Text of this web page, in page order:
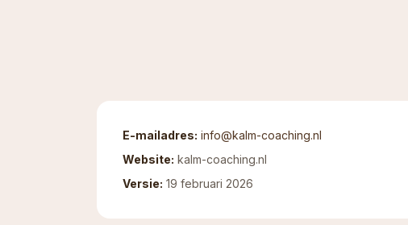
E-mailadres: info@kalm-coaching.nl
Website: kalm-coaching.nl
Versie: 19 februari 2026